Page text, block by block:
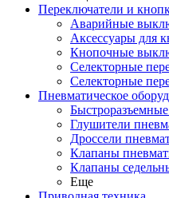
Переключатели и
Аварийные
Аксессуары для
Кнопочные
Селекторные
Селекторные
Пневматическое
Глушители
Дроссели
Клапаны
Клапаны
Еще